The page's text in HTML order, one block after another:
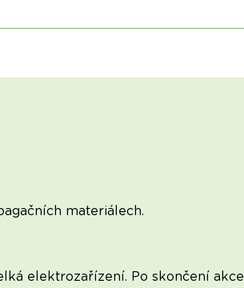
materiálech.
elektrozařízení. Po skončení akce